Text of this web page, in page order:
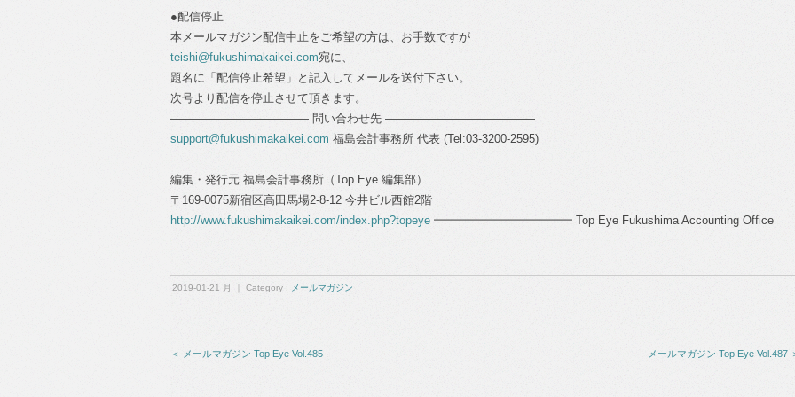
●配信停止
本メールマガジン配信中止をご希望の方は、お手数ですが
teishi@fukushimakaikei.com宛に、
題名に「配信停止希望」と記入してメールを送付下さい。
次号より配信を停止させて頂きます。
―――――――――――― 問い合わせ先 ―――――――――――――
support@fukushimakaikei.com 福島会計事務所 代表 (Tel:03-3200-2595)
――――――――――――――――――――――――――――――――
編集・発行元 福島会計事務所（Top Eye 編集部）
〒169-0075新宿区高田馬場2-8-12 今井ビル西館2階
http://www.fukushimakaikei.com/index.php?topeye ━━━━━━━━━━━━ Top Eye Fukushima Accounting Office
2019-01-21 月 ｜ Category : メールマガジン
＜ メールマガジン Top Eye Vol.485 メールマガジン Top Eye Vol.487